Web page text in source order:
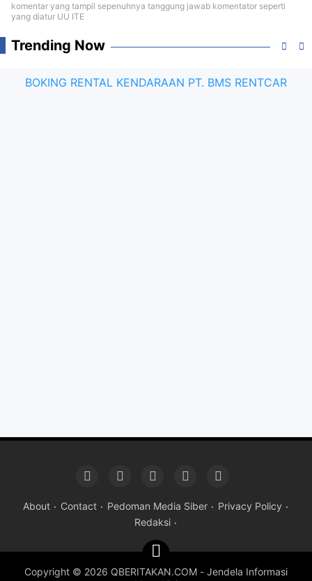
komentar yang tampil sepenuhnya tanggung jawab komentator seperti
yang diatur UU ITE
Trending Now
BOKING RENTAL KENDARAAN PT. BMS RENTCAR
About Contact Pedoman Media Siber
Privacy Policy
Redaksi
Copyright © 2026 QBERITAKAN.COM - Jendela Informasi